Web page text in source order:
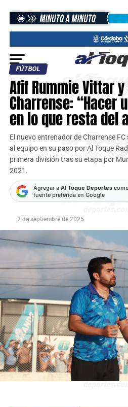
FÚTBOL
Afif Rummie Vittar
Charrense: “Hacer
en lo que resta del
El nuevo entrenador de Charrense
al equipo en su paso por Al Toque
primera división tras su etapa por
2021.
Agregar a Al Toque Deportescomo
fuente preferida en Google
2 de septiembre de 2025